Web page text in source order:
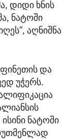
დიდი ხნის
ნატოში
აღნიშნა
და
უჭერს.
ნატოში